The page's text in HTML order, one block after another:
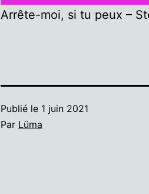
Arrête-moi, si tu peux –
Publié le 1 juin 2021
Par Lüma